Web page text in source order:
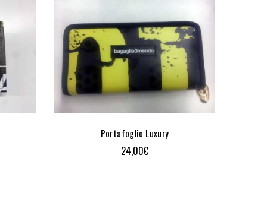
Portafoglio Luxury
24,00€